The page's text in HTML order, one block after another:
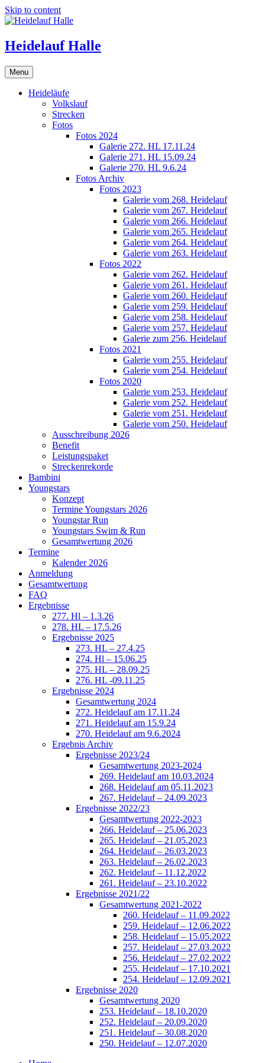
Skip to content
Heidelauf Halle
Menu
Heideläufe
Volkslauf
Strecken
Fotos
Fotos 2024
Galerie 272. HL 17.11.24
Galerie 271. HL 15.09.24
Galerie 270. HL 9.6.24
Fotos Archiv
Fotos 2023
Galerie vom 268. Heidelauf
Galerie vom 267. Heidelauf
Galerie vom 266. Heidelauf
Galerie vom 265. Heidelauf
Galerie vom 264. Heidelauf
Galerie vom 263. Heidelauf
Fotos 2022
Galerie vom 262. Heidelauf
Galerie vom 261. Heidelauf
Galerie vom 260. Heidelauf
Galerie vom 259. Heidelauf
Galerie vom 258. Heidelauf
Galerie vom 257. Heidelauf
Galerie zum 256. Heidelauf
Fotos 2021
Galerie vom 255. Heidelauf
Galerie vom 254. Heidelauf
Fotos 2020
Galerie vom 253. Heidelauf
Galerie vom 252. Heidelauf
Galerie vom 251. Heidelauf
Galerie vom 250. Heidelauf
Ausschreibung 2026
Benefit
Leistungspaket
Streckenrekorde
Bambini
Youngstars
Konzept
Termine Youngstars 2026
Youngstar Run
Youngstars Swim & Run
Gesamtwertung 2026
Termine
Kalender 2026
Anmeldung
Gesamtwertung
FAQ
Ergebnisse
277. Hl – 1.3.26
278. HL – 17.5.26
Ergebnisse 2025
273. HL – 27.4.25
274. Hl – 15.06.25
275. HL – 28.09.25
276. HL -09.11.25
Ergebnisse 2024
Gesamtwertung 2024
272. Heidelauf am 17.11.24
271. Heidelauf am 15.9.24
270. Heidelauf am 9.6.2024
Ergebnis Archiv
Ergebnisse 2023/24
Gesamtwertung 2023-2024
269. Heidelauf am 10.03.2024
268. Heidelauf am 05.11.2023
267. Heidelauf – 24.09.2023
Ergebnisse 2022/23
Gesamtwertung 2022-2023
266. Heidelauf – 25.06.2023
265. Heidelauf – 21.05.2023
264. Heidelauf – 26.03.2023
263. Heidelauf – 26.02.2023
262. Heidelauf – 11.12.2022
261. Heidelauf – 23.10.2022
Ergebnisse 2021/22
Gesamtwertung 2021-2022
260. Heidelauf – 11.09.2022
259. Heidelauf – 12.06.2022
258. Heidelauf – 15.05.2022
257. Heidelauf – 27.03.2022
256. Heidelauf – 27.02.2022
255. Heidelauf – 17.10.2021
254. Heidelauf – 12.09.2021
Ergebnisse 2020
Gesamtwertung 2020
253. Heidelauf – 18.10.2020
252. Heidelauf – 20.09.2020
251. Heidelauf – 30.08.2020
250. Heidelauf – 12.07.2020